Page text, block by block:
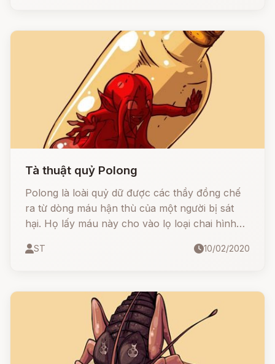
Tà thuật quỷ Polong
Polong là loài quỷ dữ được các thầy đồng chế
ra từ dòng máu hận thù của một người bị sát
hại. Họ lấy máu này cho vào lọ loại chai hình
sẽ "thành tinh", hóa thành con quỷ Polong cho
ST 10/02/2020